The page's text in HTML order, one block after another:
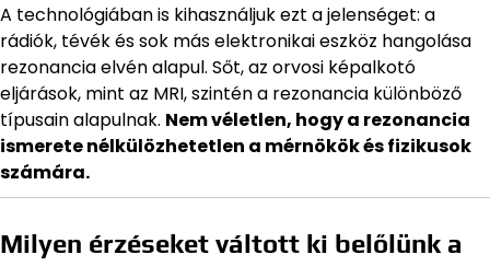
A technológiában is kihasználjuk ezt a jelenséget: a
rádiók, tévék és sok más elektronikai eszköz hangolása
rezonancia elvén alapul. Sőt, az orvosi képalkotó
eljárások, mint az MRI, szintén a rezonancia különböző
típusain alapulnak. Nem véletlen, hogy a rezonancia
ismerete nélkülözhetetlen a mérnökök és fizikusok
számára.
Milyen érzéseket váltott ki belőlünk a